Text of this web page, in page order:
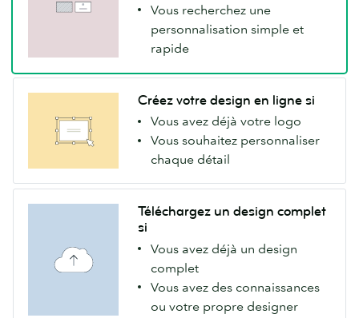
Vous recherchez une
personnalisation simple et
rapide
Créez votre design en ligne si
Vous avez déjà votre logo
Vous souhaitez personnaliser
chaque détail
Téléchargez un design complet
si
Vous avez déjà un design
complet
Vous avez des connaissances
ou votre propre designer